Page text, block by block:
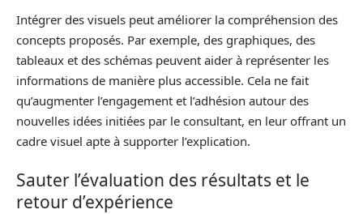
Intégrer des visuels peut améliorer la compréhension des
concepts proposés. Par exemple, des graphiques, des
tableaux et des schémas peuvent aider à représenter les
informations de manière plus accessible. Cela ne fait
qu’augmenter l’engagement et l’adhésion autour des
nouvelles idées initiées par le consultant, en leur offrant un
cadre visuel apte à supporter l’explication.
Sauter l’évaluation des résultats et le
retour d’expérience